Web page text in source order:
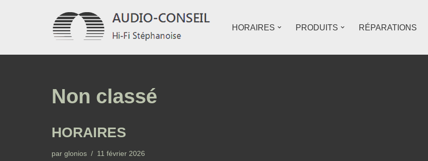
contenu
HORAIRES PRODUITS RÉPARATIONS
Non classé
HORAIRES
par glonios 11 février 2026